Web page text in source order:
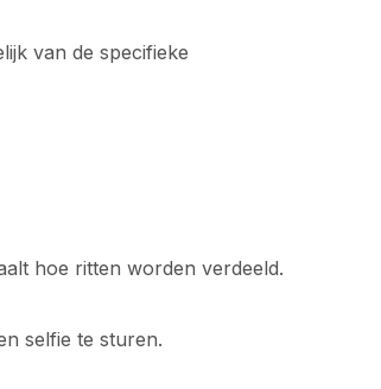
van de specifieke
hoe ritten worden verdeeld.
selfie te sturen.